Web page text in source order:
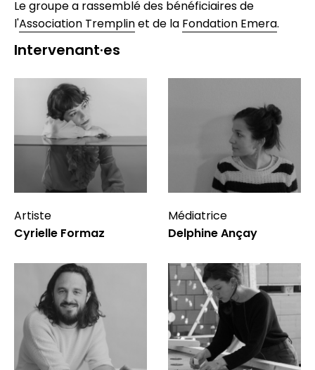
Le groupe a rassemblé des bénéficiaires de
l'Association Tremplinet de la Fondation Emera.
Intervenant·es
Artiste
Cyrielle Formaz
Médiatrice
Delphine Ançay